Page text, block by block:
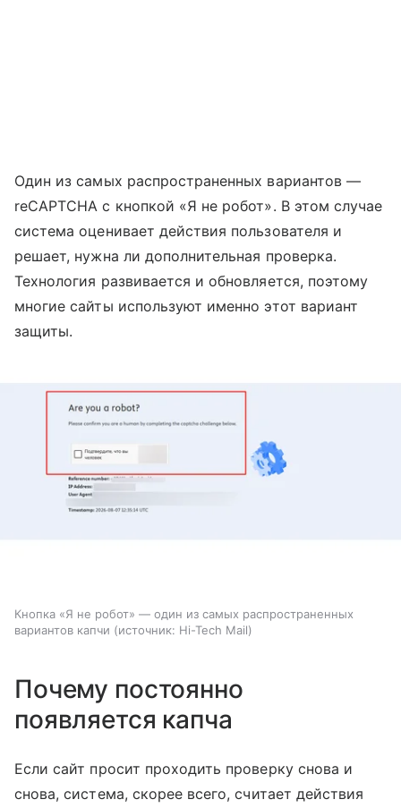
Один из самых распространенных вариантов —
reCAPTCHA с кнопкой «Я не робот». В этом случае
система оценивает действия пользователя и
решает, нужна ли дополнительная проверка.
Технология развивается и обновляется, поэтому
многие сайты используют именно этот вариант
защиты.
Кнопка «Я не робот» — один из самых распространенных
вариантов капчи
источник: Hi-Tech Mail
Почему постоянно
появляется капча
Если сайт просит проходить проверку снова и
снова, система, скорее всего, считает действия